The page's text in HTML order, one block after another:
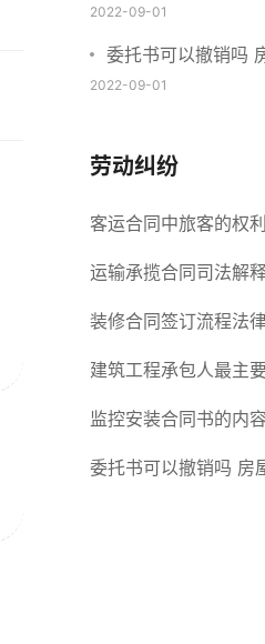
般包括这些条款
2022-09-01
委托书可以撤销吗 房屋买卖公证可
否撤销
2022-09-01
劳动纠纷
客运合同中旅客的权利
要包括这些内容
运输承揽合同司法解释 运输合同
承运人的义务有哪些
装修合同签订流程法
师解答
建筑工程承包人最主
承包合同内容介绍
监控安装合同书的内容
般包括这些条款
委托书可以撤销吗 房屋买卖公证可